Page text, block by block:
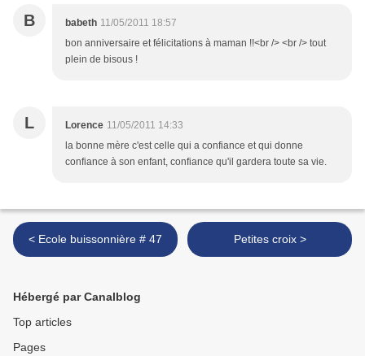
B babeth 11/05/2011 18:57
bon anniversaire et félicitations à maman !!<br /> <br /> tout
plein de bisous !
L Lorence 11/05/2011 14:33
la bonne mère c'est celle qui a confiance et qui donne
confiance à son enfant, confiance qu'il gardera toute sa vie.
< Ecole buissonnière # 47 Petites croix >
Hébergé par Canalblog
Top articles
Pages